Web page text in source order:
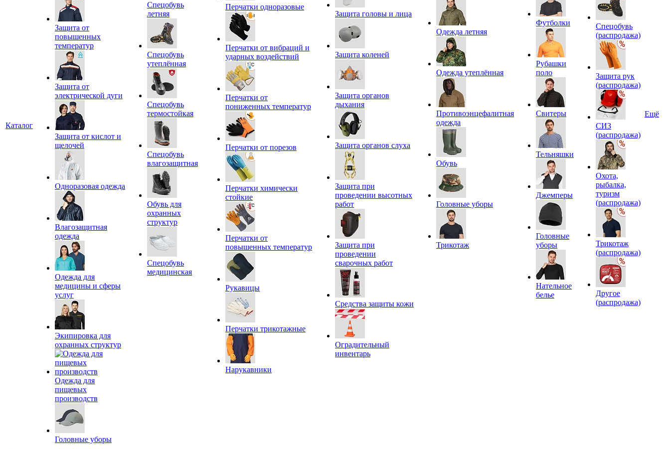
Каталог
Защита от
повышенных
температур
Защита от
электрической дуги
Защита от кислот и
щелочей
Одноразовая одежда
Влагозащитная
одежда
Одежда для
медицины и сферы
услуг
Экипировка для
охранных структур
Одежда для
пищевых
производств
Головные уборы
Спецобувь
летняя
Спецобувь
утеплённая
Спецобувь
термостойкая
Спецобувь
влагозащитная
Обувь для
охранных
структур
Спецобувь
медицинская
Перчатки одноразовые
Перчатки от вибраций и
ударных воздействий
Перчатки от
пониженных температур
Перчатки от порезов
Перчатки химически
стойкие
Перчатки от
повышенных температур
Рукавицы
Перчатки трикотажные
Нарукавники
Защита головы и лица
Защита коленей
Защита органов
дыхания
Защита органов слуха
Защита при
проведении высотных
работ
Защита при
проведении
сварочных работ
Средства защиты кожи
Оградительный
инвентарь
Одежда летняя
Одежда утеплённая
Противоэнцефалитная
одежда
Обувь
Головные уборы
Трикотаж
Футболки
Рубашки
поло
Свитеры
Тельняшки
Джемперы
Головные
уборы
Нательное
белье
Спецобувь
(распродажа)
Защита рук
(распродажа)
СИЗ
(распродажа)
Охота,
рыбалка,
туризм
(распродажа)
Трикотаж
(распродажа)
Другое
(распродажа)
Ещё